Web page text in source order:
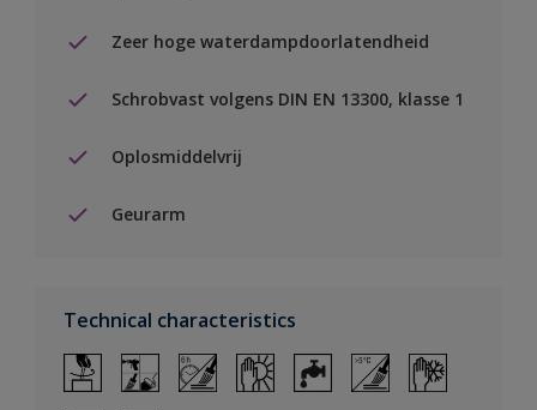
Zeer hoge waterdampdoorlatendheid
Schrobvast volgens DIN EN 13300, klasse 1
Oplosmiddelvrij
Geurarm
Technical characteristics